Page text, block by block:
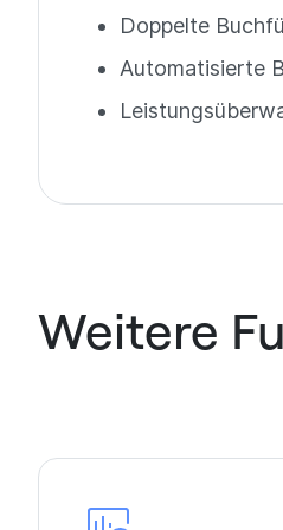
Doppelte
Automatisierte
Weitere